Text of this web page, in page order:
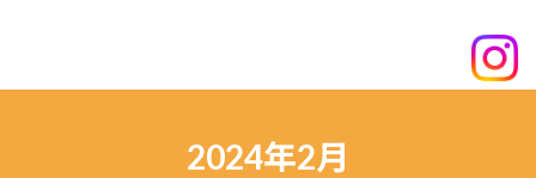
2024年2月